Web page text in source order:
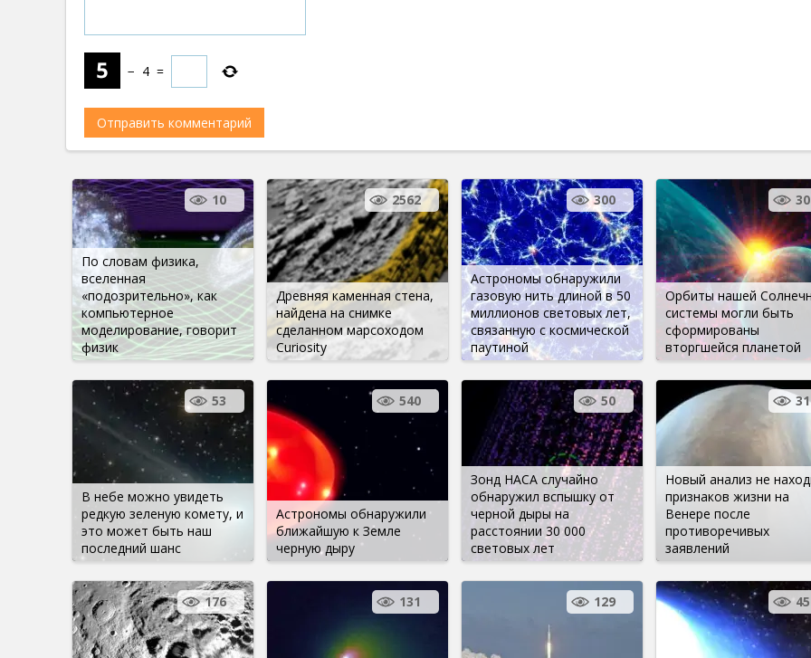
− 4 =
По словам физика,
вселенная
«подозрительно», как
компьютерное
моделирование, говорит
физик
10
Древняя каменная стена,
найдена на снимке
сделанном марсоходом
Curiosity
2562
Астрономы обнаружили
газовую нить длиной в 50
миллионов световых лет,
связанную с космической
паутиной
300
Орбиты нашей
системы могли быть
сформированы
вторгшейся планетой
30
В небе можно увидеть
редкую зеленую комету, и
это может быть наш
последний шанс
53
Астрономы обнаружили
ближайшую к Земле
черную дыру
540
Зонд НАСА случайно
обнаружил вспышку от
черной дыры на
расстоянии 30 000
световых лет
50
Новый анализ не
признаков жизни на
Венере после
противоречивых
заявлений
31
176 131 129 45